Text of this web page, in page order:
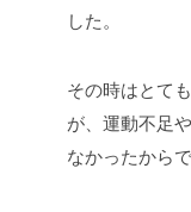
した。
その時はとて
が、運動不足
なかったからで